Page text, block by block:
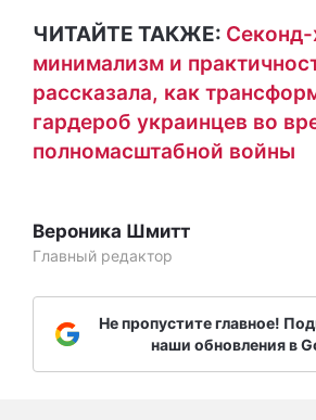
ЧИТАЙТЕ ТАКЖЕ:
минимализм и
рассказала, как
гардероб украинцев во
полномасштабной войны
Вероника Шмитт
Главный редактор
Не пропустите главное!
наши обновления в